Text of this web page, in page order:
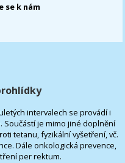
se k nám
intervalech se provádí i
je mimo jiné doplnění
tetanu, fyzikální vyšetření, vč.
Dále onkologická prevence,
per rektum.